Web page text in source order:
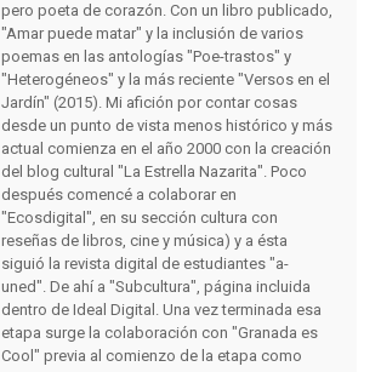
pero poeta de corazón. Con un libro publicado,
"Amar puede matar" y la inclusión de varios
poemas en las antologías "Poe-trastos" y
"Heterogéneos" y la más reciente "Versos en el
Jardín" (2015). Mi afición por contar cosas
desde un punto de vista menos histórico y más
actual comienza en el año 2000 con la creación
del blog cultural "La Estrella Nazarita". Poco
después comencé a colaborar en
"Ecosdigital", en su sección cultura con
reseñas de libros, cine y música) y a ésta
siguió la revista digital de estudiantes "a-
uned". De ahí a "Subcultura", página incluida
dentro de Ideal Digital. Una vez terminada esa
etapa surge la colaboración con "Granada es
Cool" previa al comienzo de la etapa como